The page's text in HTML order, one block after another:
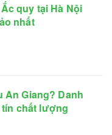
Ắc quy tại Hà Nội
nhất
An Giang? Danh
chất lượng